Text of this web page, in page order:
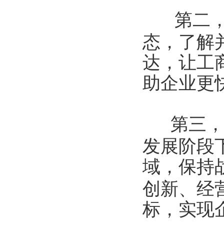
第二
态，了解
达，让工
助企业更
第三
发展阶段
域，保持
创新、经
标，实现